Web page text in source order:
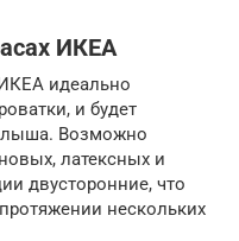
ИКЕА
идеально
и будет
Возможно
латексных и
двусторонние, что
нескольких